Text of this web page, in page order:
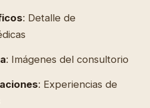
: Detalle de
: Imágenes del consultorio
: Experiencias de